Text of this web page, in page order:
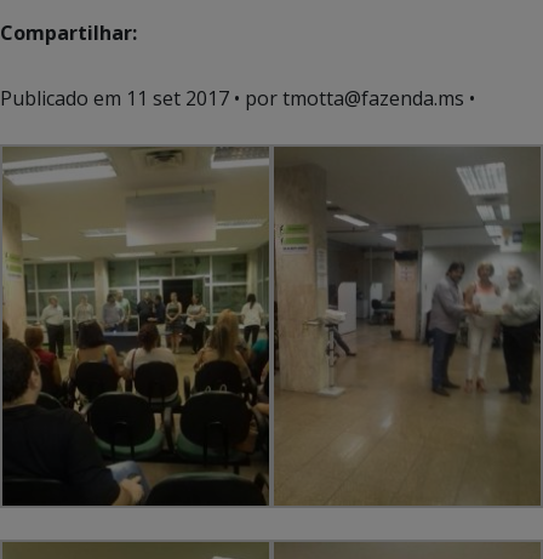
Compartilhar:
Publicado em 11 set 2017 • por tmotta@fazenda.ms •